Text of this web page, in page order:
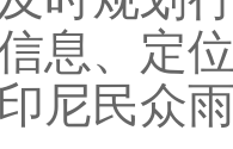
息、定
尼民众